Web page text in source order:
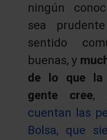
ningún
sea
sentido
buenas, y
de lo que la
gente cree,
cuentan las
Bolsa, que